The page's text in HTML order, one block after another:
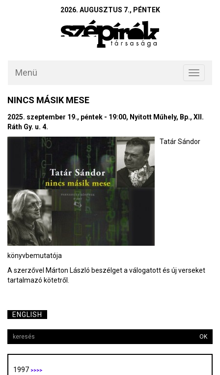
2026. AUGUSZTUS 7., PÉNTEK
Toggle
Menü
NINCS MÁSIK MESE
2025. szeptember 19., péntek - 19:00, Nyitott Műhely, Bp., XII.
Ráth Gy. u. 4.
Tatár Sándor
könyvbemutatója
A szerzővel Márton László beszélget a válogatott és új verseket
tartalmazó kötetről.
ENGLISH
OK
1997 >>>>